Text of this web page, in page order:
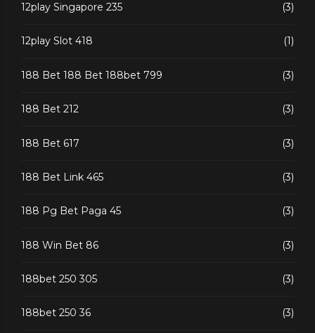
12play Singapore 235 (3)
12play Slot 418 (1)
188 Bet 188 Bet 188bet 799 (3)
188 Bet 212 (3)
188 Bet 617 (3)
188 Bet Link 465 (3)
188 Pg Bet Paga 45 (3)
188 Win Bet 86 (3)
188bet 250 305 (3)
188bet 250 36 (3)